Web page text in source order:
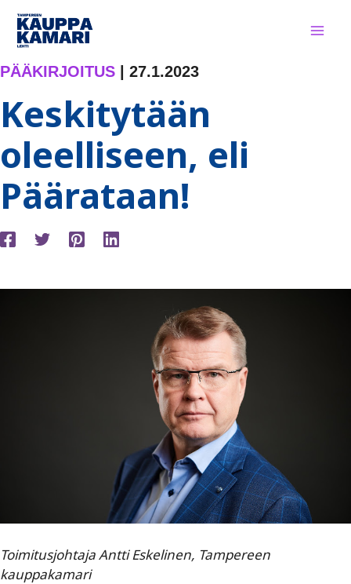
Siirry
sisältöön
PÄÄKIRJOITUS 27.1.2023
Keskitytään
oleelliseen, eli
Päärataan!
Toimitusjohtaja Antti Eskelinen, Tampereen
kauppakamari